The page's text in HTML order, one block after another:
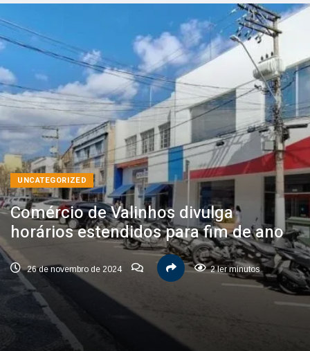
UNCATEGORIZED
Comércio de Valinhos divulga
horários estendidos para fim de ano
26 de novembro de 2024 2 ler minutos